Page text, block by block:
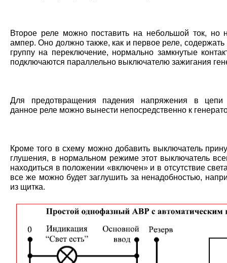
Второе реле можно поставить на небольшой ток, но
ампер. Оно должно также, как и первое реле, содержать
группу на переключение, нормально замкнутые
подключаются параллельно выключателю зажигания
Для предотвращения падения напряжения в цепи
данное реле можно вынести непосредственно к
Кроме того в схему можно добавить выключатель
глушения, в нормальном режиме этот выключатель
находиться в положении «включен» и в отсутствие
все же можно будет заглушить за ненадобностью,
из щитка.